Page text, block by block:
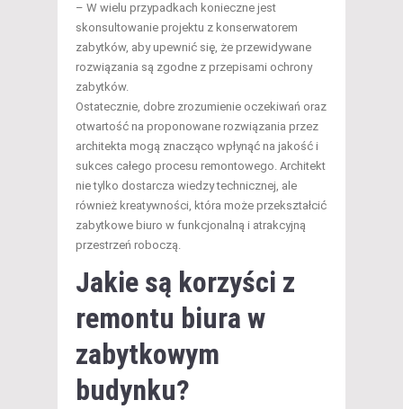
– W wielu przypadkach konieczne jest
skonsultowanie projektu z konserwatorem
zabytków, aby upewnić się, że przewidywane
rozwiązania są zgodne z przepisami ochrony
zabytków.
Ostatecznie, dobre zrozumienie oczekiwań oraz
otwartość na proponowane rozwiązania przez
architekta mogą znacząco wpłynąć na jakość i
sukces całego procesu remontowego. Architekt
nie tylko dostarcza wiedzy technicznej, ale
również kreatywności, która może przekształcić
zabytkowe biuro w funkcjonalną i atrakcyjną
przestrzeń roboczą.
Jakie są korzyści z
remontu biura w
zabytkowym
budynku?